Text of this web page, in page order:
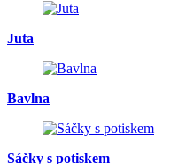
Juta
Bavlna
Sáčky s potiskem